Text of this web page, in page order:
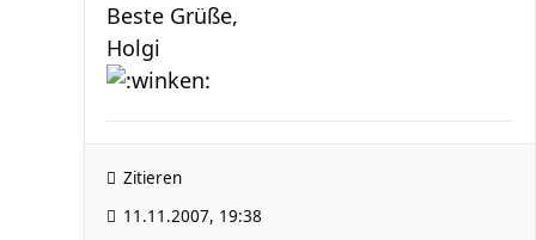
Beste Grüße,
Holgi
Zitieren
11.11.2007, 19:38